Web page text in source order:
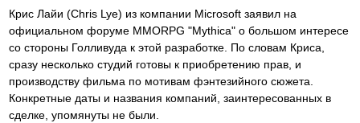
Крис Лайи (Chris Lye) из компании Microsoft заявил на
официальном форуме MMORPG "Mythica" о большом интересе
со стороны Голливуда к этой разработке. По словам Криса,
сразу несколько студий готовы к приобретению прав, и
производству фильма по мотивам фэнтезийного сюжета.
Конкретные даты и названия компаний, заинтересованных в
сделке, упомянуты не были.